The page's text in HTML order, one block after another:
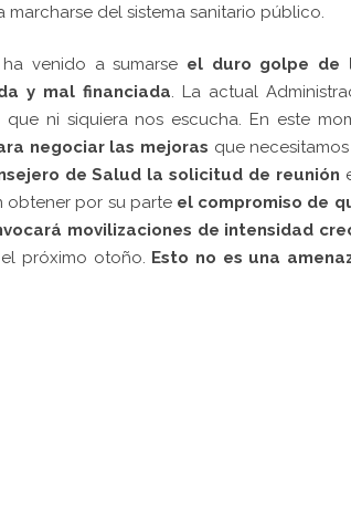
del sistema sanitario público.
ha venido a sumarse el duro golpe de
y mal financiada . La actual
ni siquiera nos escucha. En este
negociar las mejoras que
de Salud la solicitud de reunión
obtener por su parte el compromiso de
movilizaciones de intensidad
próximo otoño. Esto no es una